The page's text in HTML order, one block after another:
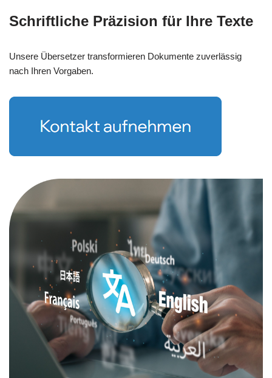
Schriftliche Präzision für Ihre Texte
Unsere Übersetzer transformieren Dokumente zuverlässig
nach Ihren Vorgaben.